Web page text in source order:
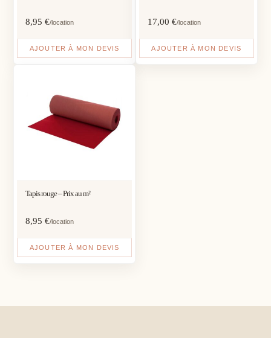
8,95€/location
AJOUTER À MON DEVIS
17,00 €/location
AJOUTER À MON DEVIS
Tapis rouge – Prix au m²
8,95€/location
AJOUTER À MON DEVIS